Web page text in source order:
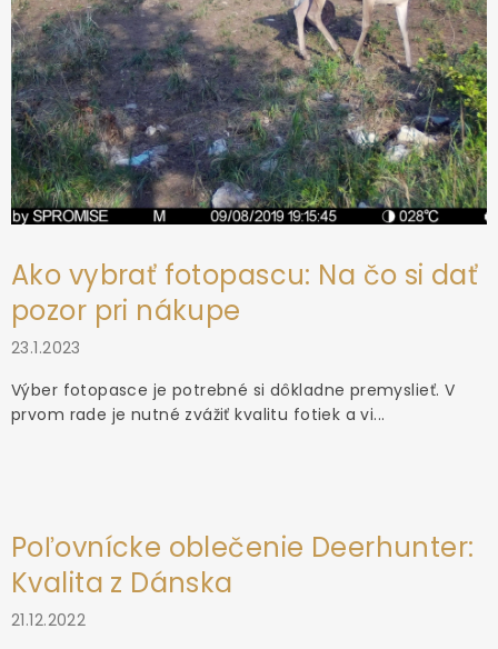
Ako vybrať fotopascu: Na čo si dať
pozor pri nákupe
23.1.2023
Výber fotopasce je potrebné si dôkladne premyslieť. V
prvom rade je nutné zvážiť kvalitu fotiek a vi...
Poľovnícke oblečenie Deerhunter:
Kvalita z Dánska
21.12.2022